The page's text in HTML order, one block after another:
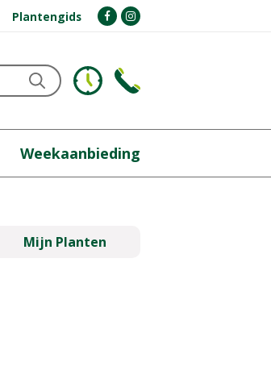
Plantengids
Weekaanbieding
Mijn Planten